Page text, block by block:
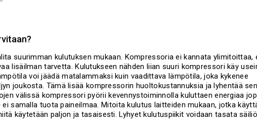
suurimman kulutuksen mukaan. Kompressoria ei kannata ylimitoittaa,
lisäilman tarvetta. Kulutukseen nähden liian suuri kompressori käy
voi jäädä matalammaksi kuin vaadittava lämpötila, joka kykenee
joukosta. Tämä lisää kompressorin huoltokustannuksia ja lyhentää sen
välissä kompressori pyörii kevennystoiminnolla kuluttaen energiaa
samalla tuota paineilmaa. Mitoita kulutus laitteiden mukaan, jotka
käytetään paljon ja tasaisesti. Lyhyet kulutuspiikit voidaan tasata